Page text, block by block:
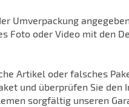
Umverpackung
Foto oder Video mit den
Artikel oder falsches
und überprüfen Sie
sorgfältig unseren